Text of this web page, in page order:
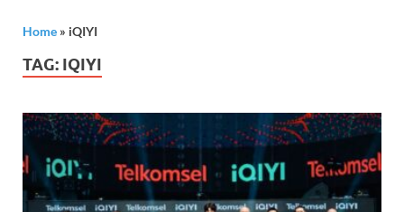
Home » iQIYI
TAG: IQIYI